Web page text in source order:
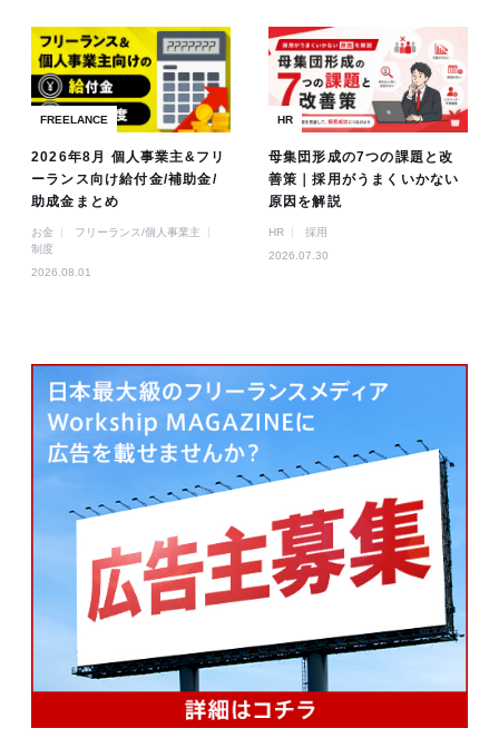
FREELANCE
2026年8月 個人事業主&フリ
ーランス向け給付金/補助金/
助成金まとめ
お金
フリーランス/個人事業主
制度
2026.08.01
HR
母集団形成の7つの課題と改
善策｜採用がうまくいかない
原因を解説
HR
採用
2026.07.30